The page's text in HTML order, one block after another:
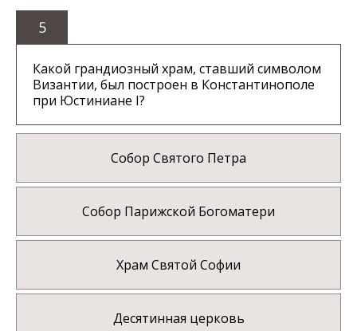
5
Какой грандиозный храм, ставший символом
Византии, был построен в Константинополе
при Юстиниане I?
Собор Святого Петра
Собор Парижской Богоматери
Храм Святой Софии
Десятинная церковь